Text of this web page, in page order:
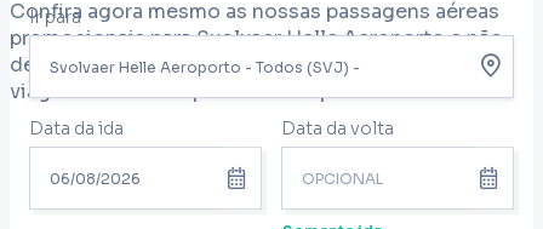
Confira agora mesmo as nossas passagens aéreas
promocionais para Svolvaer Helle Aeroporto e não
deixe de acessar nossos conteúdos com dicas de
viagens criados especialmente para você.
Ir para
Data da ida Data da volta